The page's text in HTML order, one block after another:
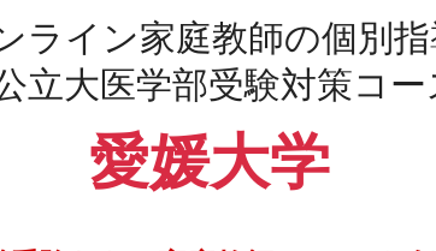
ライン家庭教師の個別
立大医学部受験対策コー
愛媛大学